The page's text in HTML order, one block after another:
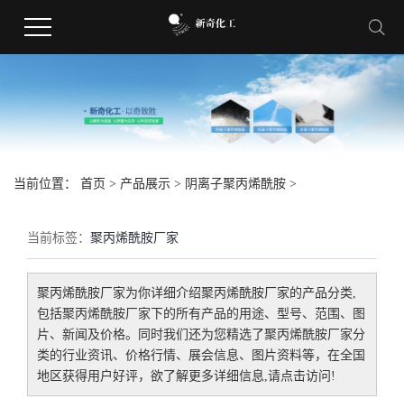
当前位置： 首页 > 产品展示 > 阴离子聚丙烯酰胺 >
当前标签： 聚丙烯酰胺厂家
聚丙烯酰胺厂家为你详细介绍聚丙烯酰胺厂家的产品分类,
包括聚丙烯酰胺厂家下的所有产品的用途、型号、范围、图
片、新闻及价格。同时我们还为您精选了聚丙烯酰胺厂家分
类的行业资讯、价格行情、展会信息、图片资料等，在全国
地区获得用户好评，欲了解更多详细信息,请点击访问!